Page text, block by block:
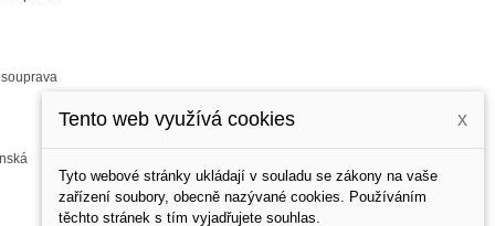
Tento web využívá cookies x
Tyto webové stránky ukládají v souladu se zákony na vaše
zařízení soubory, obecně nazývané cookies. Používáním
těchto stránek s tím vyjadřujete souhlas.